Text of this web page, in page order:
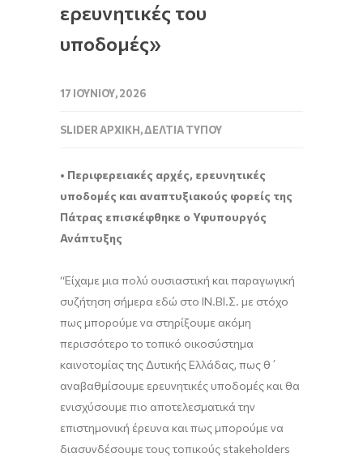
ερευνητικές του
υποδομές»
17 ΙΟΥΝΊΟΥ, 2026
SLIDER ΑΡΧΙΚΉ,ΔΕΛΤΊΑ ΤΎΠΟΥ
• Περιφερειακές αρχές, ερευνητικές
υποδομές και αναπτυξιακούς φορείς της
Πάτρας επισκέφθηκε ο Υφυπουργός
Ανάπτυξης
“Είχαμε μια πολύ ουσιαστική και παραγωγική
συζήτηση σήμερα εδώ στο ΙΝ.ΒΙ.Σ. με στόχο
πως μπορούμε να στηρίξουμε ακόμη
περισσότερο το τοπικό οικοσύστημα
καινοτομίας της Δυτικής Ελλάδας, πως θ΄
αναβαθμίσουμε ερευνητικές υποδομές και θα
ενισχύσουμε πιο αποτελεσματικά την
επιστημονική έρευνα και πως μπορούμε να
διασυνδέσουμε τους τοπικούς stakeholders